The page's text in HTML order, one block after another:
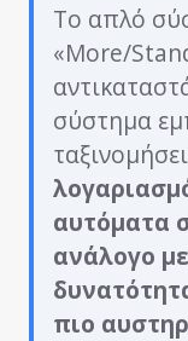
Το απλό
«More/
σύστημα
αυτόματα
ανάλογο
πιο